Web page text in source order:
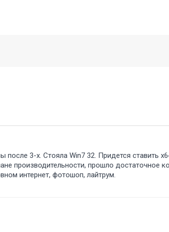
3-х. Стояла Win7 32. Придется ставить
производительности, прошло достаточное
интернет, фотошоп, лайтрум.